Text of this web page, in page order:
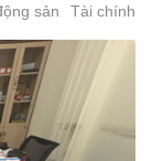
sản Tài chính